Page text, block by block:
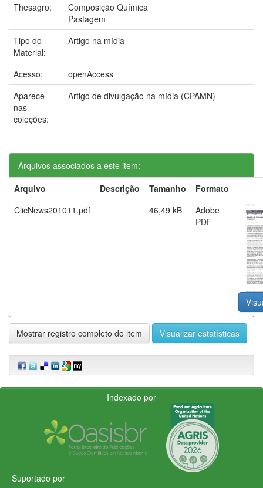
Thesagro:
Composição Química
Pastagem
Tipo do
Material:
Artigo na mídia
Acesso:
openAccess
Aparece
nas
coleções:
Artigo de divulgação na mídia (CPAMN)
Arquivos associados a este item:
Arquivo
Descrição Tamanho
Formato
ClicNews201011.pdf
46,49 kB
Adobe
PDF
Mostrar registro completo do item Visualizar estatísticas
Indexado por
Suportado por